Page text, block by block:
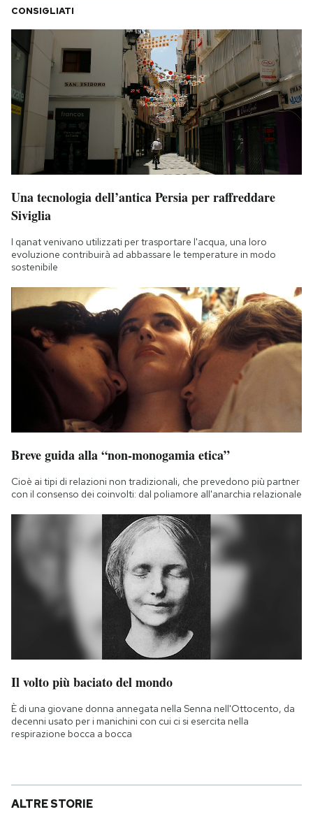
CONSIGLIATI
Una tecnologia dell’antica Persia per raffreddare
Siviglia
I qanat venivano utilizzati per trasportare l'acqua, una loro
evoluzione contribuirà ad abbassare le temperature in modo
sostenibile
Breve guida alla “non-monogamia etica”
Cioè ai tipi di relazioni non tradizionali, che prevedono più partner
con il consenso dei coinvolti: dal poliamore all'anarchia relazionale
Il volto più baciato del mondo
È di una giovane donna annegata nella Senna nell'Ottocento, da
decenni usato per i manichini con cui ci si esercita nella
respirazione bocca a bocca
ALTRE STORIE